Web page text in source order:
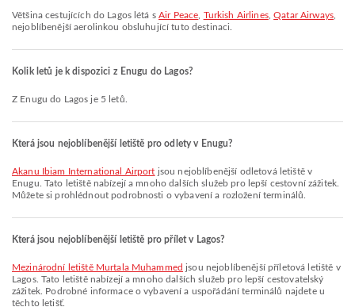
Většina cestujících do Lagos létá sAir Peace Turkish Airlines,Qatar Airways,
nejoblíbenější aerolinkou obsluhující tuto destinaci.
Kolik letů je k dispozici z Enugu do Lagos?
Z Enugu do Lagos je 5 letů.
Která jsou nejoblíbenější letiště pro odlety v Enugu?
Akanu Ibiam International Airport jsou nejoblíbenější odletová letiště v
Enugu. Tato letiště nabízejí a mnoho dalších služeb pro lepší cestovní zážitek.
Můžete si prohlédnout podrobnosti o vybavení a rozložení terminálů.
Která jsou nejoblíbenější letiště pro přílet v Lagos?
Mezinárodní letiště Murtala Muhammed jsou nejoblíbenější příletová letiště v
Lagos. Tato letiště nabízejí a mnoho dalších služeb pro lepší cestovatelský
zážitek. Podrobné informace o vybavení a uspořádání terminálů najdete u
těchto letišť.